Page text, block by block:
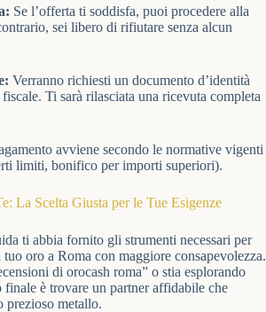
Se l’offerta ti soddisfa, puoi procedere alla
sei libero di rifiutare senza alcun
Verranno richiesti un documento d’identità
Ti sarà rilasciata una ricevuta completa
avviene secondo le normative vigenti
limiti, bonifico per importi superiori).
La Scelta Giusta per le Tue Esigenze
ti abbia fornito gli strumenti necessari per
oro a Roma con maggiore consapevolezza.
di orocash roma” o stia esplorando
è trovare un partner affidabile che
metallo.